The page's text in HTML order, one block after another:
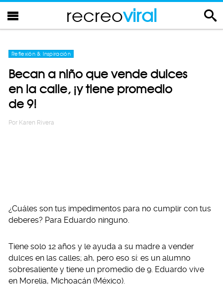
recreoviral
Reflexión & Inspiración
Becan a niño que vende dulces
en la calle, ¡y tiene promedio
de 9!
Por Karen Rivera
¿Cuáles son tus impedimentos para no cumplir con tus
deberes? Para Eduardo ninguno.
Tiene solo 12 años y le ayuda a su madre a vender
dulces en las calles; ah, pero eso sí: es un alumno
sobresaliente y tiene un promedio de 9. Eduardo vive
en Morelia, Michoacán (México).